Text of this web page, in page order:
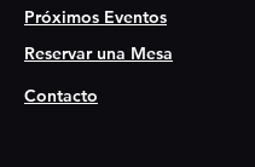
Próximos Eventos
Reservar una Mesa
Contacto